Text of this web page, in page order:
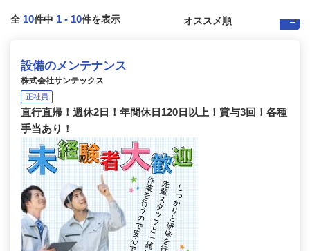
全 10件中 1 - 10件を表示
設備のメンテナンス
株式会社サンテックス
正社員
直行直帰！週休2日！年間休日120日以上！賞与3回！各種
手当あり！